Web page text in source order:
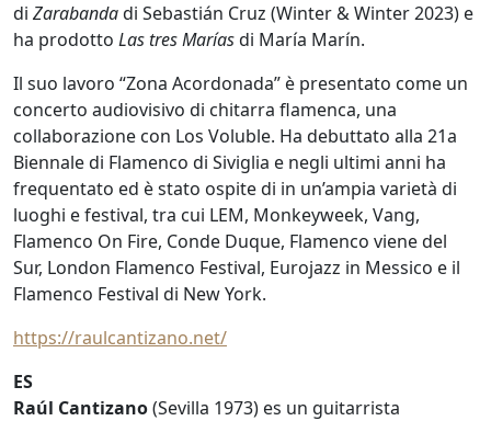
di Zarabandadi Sebastián Cruz (Winter & Winter 2023) e
ha prodotto Las tres Maríasdi María Marín.
Il suo lavoro “Zona Acordonada” è presentato come un
concerto audiovisivo di chitarra flamenca, una
collaborazione con Los Voluble. Ha debuttato alla 21a
Biennale di Flamenco di Siviglia e negli ultimi anni ha
frequentato ed è stato ospite di in un’ampia varietà di
luoghi e festival, tra cui LEM, Monkeyweek, Vang,
Flamenco On Fire, Conde Duque, Flamenco viene del
Sur, London Flamenco Festival, Eurojazz in Messico e il
Flamenco Festival di New York.
https://raulcantizano.net/
ES
Raúl Cantizano(Sevilla 1973) es un guitarrista